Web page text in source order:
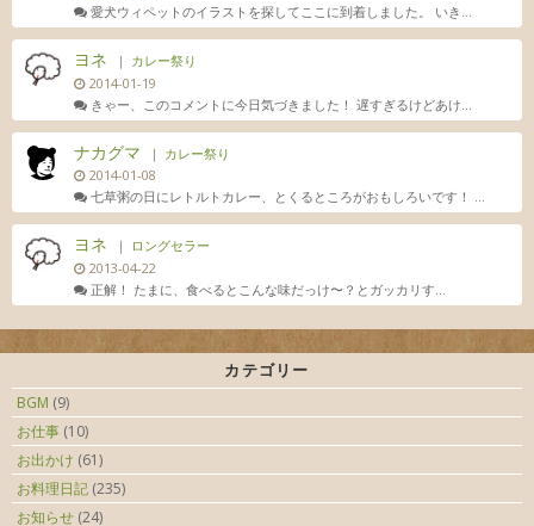
愛犬ウィペットのイラストを探してここに到着しました。 いき...
ヨネ ｜ カレー祭り
2014-01-19
きゃー、このコメントに今日気づきました！ 遅すぎるけどあけ...
ナカグマ ｜ カレー祭り
2014-01-08
七草粥の日にレトルトカレー、とくるところがおもしろいです！ ...
ヨネ ｜
ロングセラー
2013-04-22
正解！ たまに、食べるとこんな味だっけ〜？とガッカリす...
カテゴリー
BGM (9)
お仕事 (10)
お出かけ (61)
お料理日記 (235)
お知らせ (24)